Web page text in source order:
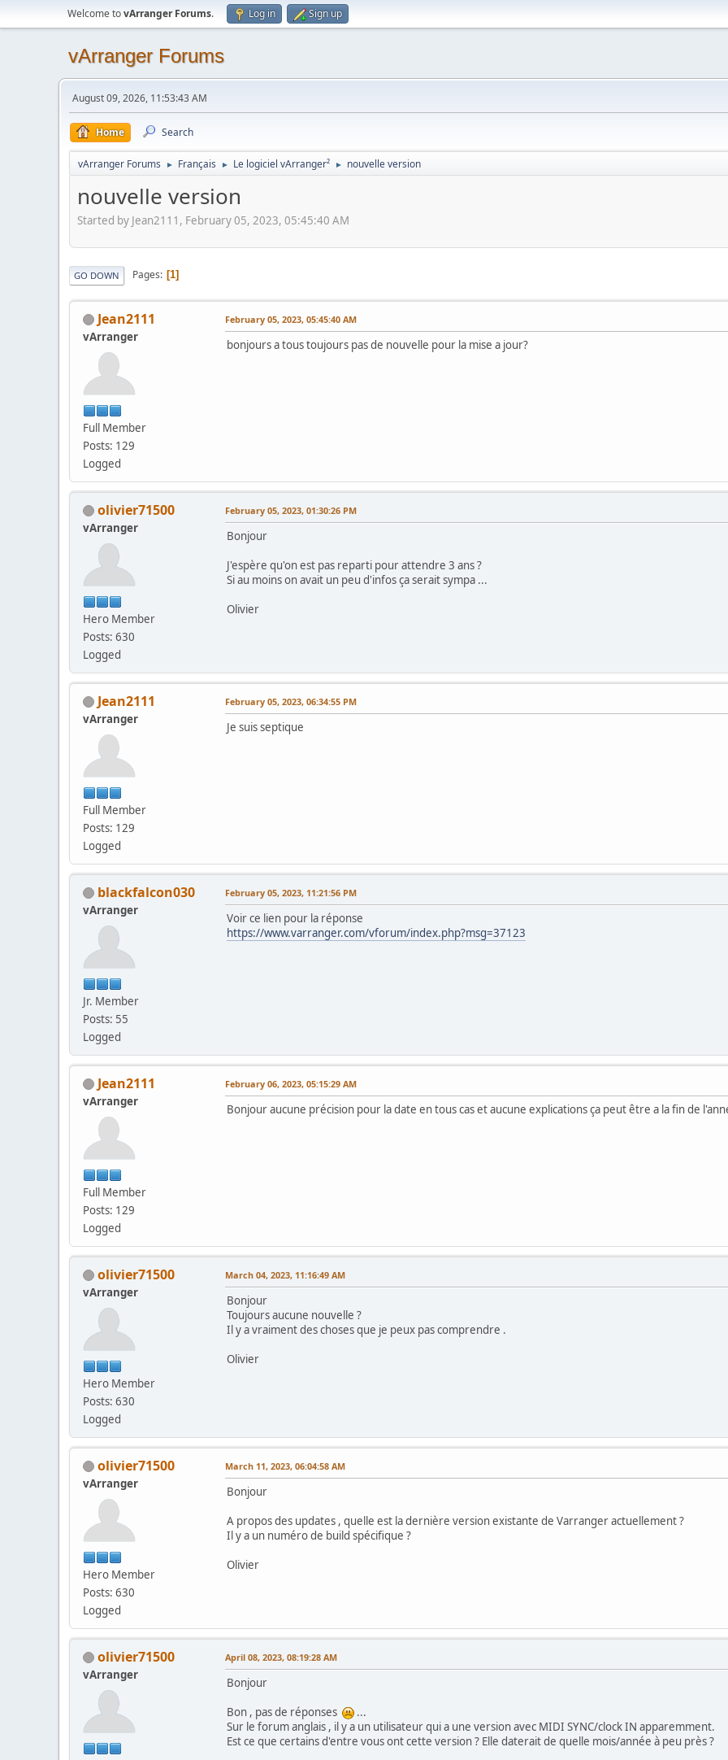
Welcome tovArranger Forums. Log in Sign up
vArranger Forums
August 09, 2026, 11:53:43 AM
Home Search
vArranger Forums ► Français ► Le logiciel vArranger² ► nouvelle version
nouvelle version
Started by Jean2111, February 05, 2023, 05:45:40 AM
GO DOWN Pages 1
Jean2111
vArranger
Full Member
Posts: 129
Logged
February 05, 2023, 05:45:40 AM
bonjours a tous toujours pas de nouvelle pour la mise a jour?
olivier71500
vArranger
Hero Member
Posts: 630
Logged
February 05, 2023, 01:30:26 PM
Bonjour
J'espère qu'on est pas reparti pour attendre 3 ans ?
Si au moins on avait un peu d'infos ça serait sympa ...
Olivier
Jean2111
vArranger
Full Member
Posts: 129
Logged
February 05, 2023, 06:34:55 PM
Je suis septique
blackfalcon030
vArranger
Jr. Member
Posts: 55
Logged
February 05, 2023, 11:21:56 PM
Voir ce lien pour la réponse
https://www.varranger.com/vforum/index.php?msg=37123
Jean2111
vArranger
Full Member
Posts: 129
Logged
February 06, 2023, 05:15:29 AM
Bonjour aucune précision pour la date en tous cas et aucune explications ça peut être a la fin de
olivier71500
vArranger
Hero Member
Posts: 630
Logged
March 04, 2023, 11:16:49 AM
Bonjour
Toujours aucune nouvelle ?
Il y a vraiment des choses que je peux pas comprendre .
Olivier
olivier71500
vArranger
Hero Member
Posts: 630
Logged
March 11, 2023, 06:04:58 AM
Bonjour
A propos des updates , quelle est la dernière version existante de Varranger actuellement ?
Il y a un numéro de build spécifique ?
Olivier
olivier71500
vArranger
April 08, 2023, 08:19:28 AM
Bonjour
Bon , pas de réponses
...
Sur le forum anglais , il y a un utilisateur qui a une version avec MIDI SYNC/clock IN apparemment.
Est ce que certains d'entre vous ont cette version ? Elle daterait de quelle mois/année à peu près ?